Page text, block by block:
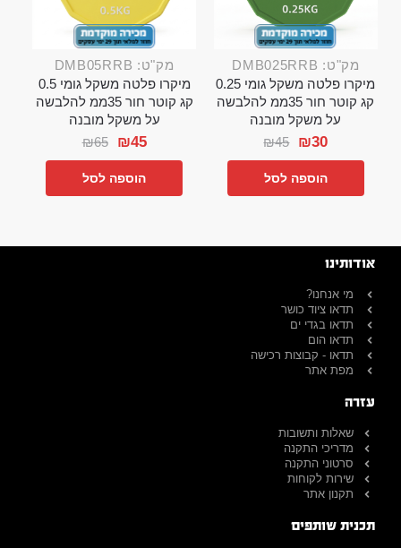
מק"ט: DMB025RRB
מיקרו פלטה משקל גומי 0.25
קג קוטר חור 35ממ להלבשה
על משקל מובנה
₪45 ₪30
הוספה לסל
מק"ט: DMB05RRB
מיקרו פלטה משקל גומי 0.5
קג קוטר חור 35ממ להלבשה
על משקל מובנה
₪65 ₪45
הוספה לסל
אודותינו
מי אנחנו?
תדאו ציוד כושר
תדאו בגדי ים
תדאו הום
תדאו - קבוצות רכישה
מפת אתר
עזרה
שאלות ותשובות
מדריכי התקנה
סרטוני התקנה
שירות לקוחות
תקנון אתר
תכנית שותפים